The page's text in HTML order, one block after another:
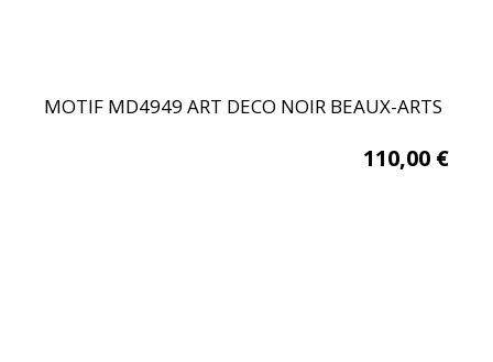
MOTIF MD4949 ART DECO NOIR BEAUX-ARTS
110,00 €